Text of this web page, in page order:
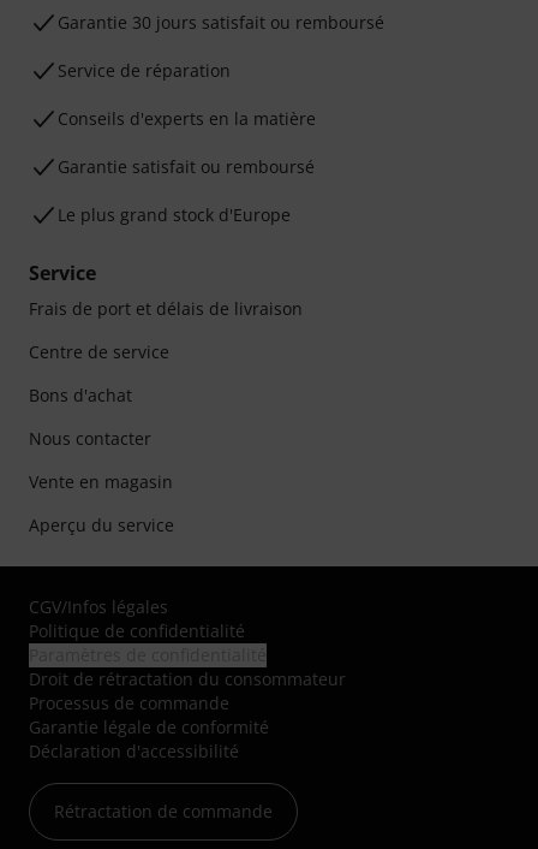
Garantie 30 jours satisfait ou remboursé
Service de réparation
Conseils d'experts en la matière
Garantie satisfait ou remboursé
Le plus grand stock d'Europe
Service
Frais de port et délais de livraison
Centre de service
Bons d'achat
Nous contacter
Vente en magasin
Aperçu du service
CGV/Infos légales
Politique de confidentialité
Droit de rétractation du consommateur
Processus de commande
Garantie légale de conformité
Déclaration d'accessibilité
Rétractation de commande